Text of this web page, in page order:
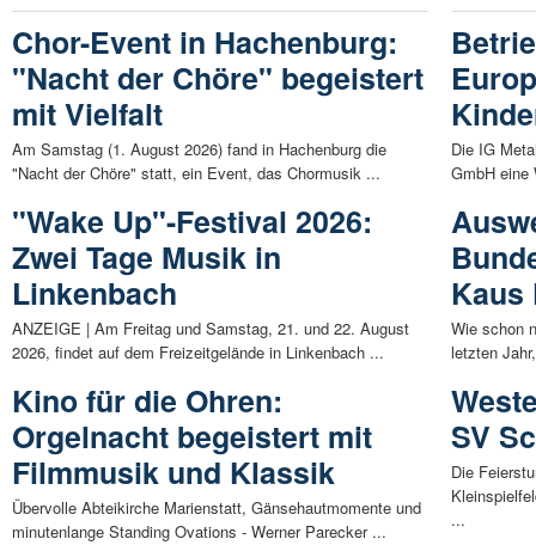
Chor-Event in Hachenburg:
"Nacht der Chöre" begeistert
mit Vielfalt
Am Samstag (1. August 2026) fand in Hachenburg die
"Nacht der Chöre" statt, ein Event, das Chormusik ...
"Wake Up"-Festival 2026:
Zwei Tage Musik in
Linkenbach
ANZEIGE | Am Freitag und Samstag, 21. und 22. August
2026, findet auf dem Freizeitgelände in Linkenbach ...
Kino für die Ohren:
Orgelnacht begeistert mit
Filmmusik und Klassik
Übervolle Abteikirche Marienstatt, Gänsehautmomente und
minutenlange Standing Ovations - Werner Parecker ...
Die IG
GmbH eine
Kaus
Wie schon
letzten
SV
Die
...